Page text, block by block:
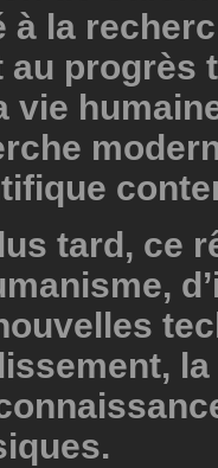
à la
au progrès
vie
tard, ce